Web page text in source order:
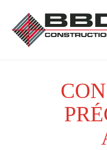
content